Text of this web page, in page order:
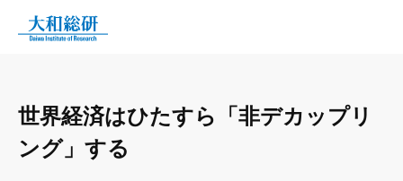
世界経済はひたすら「非デカップリ
ング」する